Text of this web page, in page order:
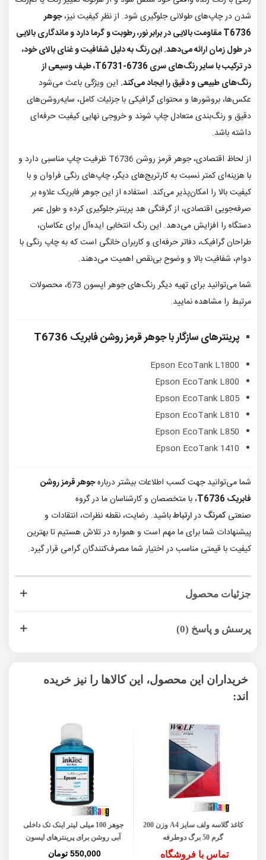
شدن در چاپ‌های طولانی جلوگیری شود. از نظر کیفیت نیز،جوهر
T6736 مقاومت بالایی در برابر نور، رطوبت و گرما دارد و ماندگاری بالایی
در طول زمان ارائه می‌دهد. این رنگ به دلیل شفافیت و غنای بالای خود،
در ترکیب با سایر رنگ‌های سری T6731-6736، طیف وسیعی از
رنگ‌های طبیعی و دقیق را ایجاد می‌کند. این ویژگی باعث می‌شود
عکس‌ها، بروشورها و محتوای گرافیکی با جزئیات کامل، سایه‌روشن‌های
دقیق و رنگ‌بندی متعادل چاپ شوند و خروجی نهایی کیفیت حرفه‌ای
داشته باشد.
از لحاظ اقتصادی، جوهر قرمز روشن T6736 ظرفیت چاپ مناسبی دارد و
با هزینه‌ای کمتر نسبت به کارتریج‌های دیگر، چاپ‌های رنگی فراوان و با
کیفیت بالا را امکان‌پذیر می‌کند. استفاده از این جوهر فابریک علاوه بر
صرفه‌جویی اقتصادی، از گرفتگی هد پرینتر جلوگیری کرده و طول عمر
دستگاه را افزایش می‌دهد. این رنگ انتخابی ایده‌آل برای عکاسان،
طراحان گرافیک، دفاتر حرفه‌ای و کاربران خانگی است که به چاپ رنگی با
دوام، شفافیت بالا و وضوح بی‌نقص اهمیت می‌دهند.
شما می‌توانید برای تهیه دیگر رنگ‌های جوهر اپسون 673، محصولات
مرتبط را مشاهده نمایید.
پرینترهای سازگار باجوهر قرمز روشن فابریک T6736
Epson EcoTank L1800
Epson EcoTank L800
Epson EcoTank L805
Epson EcoTank L810
Epson EcoTank L850
Epson EcoTank 1410
شما می‌توانید جهت کسب اطلاعات بیشتر دربارهجوهر قرمز روشن
فابریک T6736
، با متخصصان و کارشناسان ما در گروه
صنعتیکمرنگ درارتباطباشید. رضایت، نقطه نظرات، انتقادات و
پیشنهادات شما برای ما مهم است و همواره در تلاش هستیم تا بهترین
کیفیت با قیمتی مناسب در اختیار شما مصرف‌کنندگان گرامی قرار گیرد.
جزئیات محصول
پرسش و پاسخ (0)
خریداران این محصول، این کالاها را نیز خریده
اند:
کاغذ گلاسه ولف سایز A4 وزن 200
گرم 50 برگ دوطرفه
تماس با فروشگاه
جوهر 100 میلی لیتر اینک تک داخلی
آبی روشن برای پرینترهای اپسون
550,000 تومان